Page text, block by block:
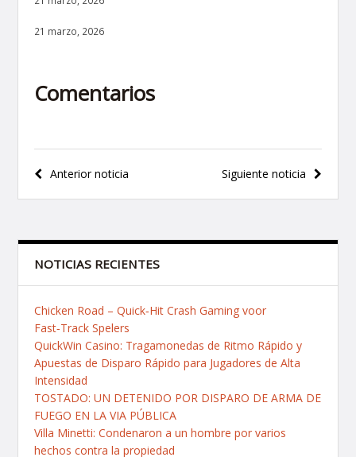
21 marzo, 2026
Comentarios
Navegación
de
Siguiente noticia
Anterior noticia
NOTICIAS RECIENTES
Chicken Road – Quick‑Hit Crash Gaming voor
Fast‑Track Spelers
QuickWin Casino: Tragamonedas de Ritmo Rápido y
Apuestas de Disparo Rápido para Jugadores de Alta
Intensidad
TOSTADO: UN DETENIDO POR DISPARO DE ARMA DE
FUEGO EN LA VIA PÚBLICA
Villa Minetti: Condenaron a un hombre por varios
hechos contra la propiedad